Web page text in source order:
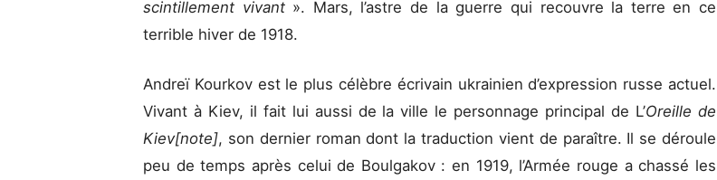
scintillement vivant ». Mars, l’astre de la guerre qui recouvre la terre en ce
terrible hiver de 1918.
Andreï Kourkov est le plus célèbre écrivain ukrainien d’expression russe actuel.
Vivant à Kiev, il fait lui aussi de la ville le personnage principal de L’Oreille de
Kiev[note], son dernier roman dont la traduction vient de paraître. Il se déroule
peu de temps après celui de Boulgakov : en 1919, l’Armée rouge a chassé les